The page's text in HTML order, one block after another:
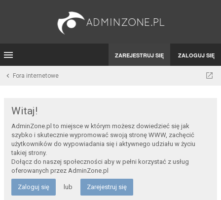
ZAREJESTRUJ SIĘ ZALOGUJ SIĘ
Fora internetowe
Witaj!
AdminZone.pl to miejsce w którym możesz dowiedzieć się jak
szybko i skutecznie wypromować swoją stronę WWW, zachęcić
użytkowników do wypowiadania się i aktywnego udziału w życiu
takiej strony.
Dołącz do naszej społeczności aby w pełni korzystać z usług
oferowanych przez AdminZone.pl
Zaloguj się lub Zarejestruj się